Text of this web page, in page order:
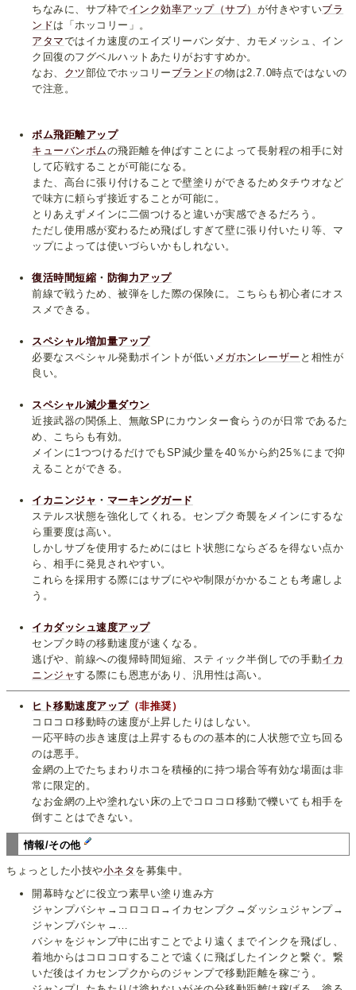
ちなみに、サブ枠でインク効率アップ（サブ） が付きやすいブラ
ンドは「ホッコリー」。
アタマではイカ速度のエイズリーバンダナ、カモメッシュ、イン
ク回復のフグベルハットあたりがおすすめか。
なお、 クツ部位でホッコリー ブランドの物は2.7.0時点ではないの
で注意。
ボム飛距離アップ
キューバンボムの飛距離を伸ばすことによって長射程の相手に対
して応戦することが可能になる。
また、高台に張り付けることで壁塗りができるためタチウオなど
で味方に頼らず接近することが可能に。
とりあえずメインに二個つけると違いが実感できるだろう。
ただし使用感が変わるため飛ばしすぎて壁に張り付いたり等、マ
ップによっては使いづらいかもしれない。
復活時間短縮 ・ 防御力アップ
前線で戦うため、被弾をした際の保険に。こちらも初心者にオス
スメできる。
スペシャル増加量アップ
必要なスペシャル発動ポイントが低い メガホンレーザー と相性が
良い。
スペシャル減少量ダウン
近接武器の関係上、無敵SPにカウンター食らうのが日常であるた
め、こちらも有効。
メインに1つつけるだけでもSP減少量を40％から約25％にまで抑
えることができる。
イカニンジャ ・ マーキングガード
ステルス状態を強化してくれる。センプク奇襲をメインにするな
ら重要度は高い。
しかしサブを使用するためにはヒト状態にならざるを得ない点か
ら、相手に発見されやすい。
これらを採用する際にはサブにやや制限がかかることも考慮しよ
う。
イカダッシュ速度アップ
センプク時の移動速度が速くなる。
逃げや、前線への復帰時間短縮、スティック半倒しでの手動イカ
ニンジャする際にも恩恵があり、汎用性は高い。
ヒト移動速度アップ（非推奨）
コロコロ移動時の速度が上昇したりはしない。
一応平時の歩き速度は上昇するものの基本的に人状態で立ち回る
のは悪手。
金網の上でたちまわりホコを積極的に持つ場合等有効な場面は非
常に限定的。
なお金網の上や塗れない床の上でコロコロ移動で轢いても相手を
倒すことはできない。
情報/その他
ちょっとした小技や小ネタ を募集中。
開幕時などに役立つ素早い塗り進み方
ジャンプバシャ→コロコロ→イカセンプク→ダッシュジャンプ→
ジャンプバシャ→…
バシャをジャンプ中に出すことでより遠くまでインクを飛ばし、
着地からはコロコロすることで遠くに飛ばしたインクと繋ぐ。繋
いだ後はイカセンプクからのジャンプで移動距離を稼ごう。